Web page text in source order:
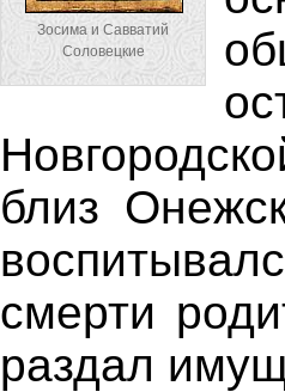
Зосима и Савватий
Соловецкие
близ
смерти
раздал